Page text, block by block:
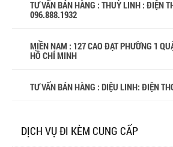
TƯ VẤN BÁN HÀNG : THUỲ LINH : ĐIỆN
096.888.1932
MIỀN NAM : 127 CAO ĐẠT PHƯỜNG 1
HỒ CHÍ MINH
TƯ VẤN BÁN HÀNG : DIỆU LINH: ĐIỆN
DỊCH VỤ ĐI KÈM CUNG CẤP